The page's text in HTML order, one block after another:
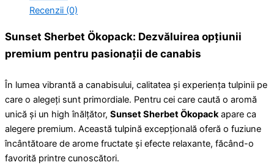
Recenzii (0)
Sunset Sherbet Ökopack: Dezvăluirea opțiunii
premium pentru pasionații de canabis
În lumea vibrantă a canabisului, calitatea și experiența tulpinii pe
care o alegeți sunt primordiale. Pentru cei care caută o aromă
unică și un high înălțător, Sunset Sherbet Ökopackapare ca
alegere premium. Această tulpină excepțională oferă o fuziune
încântătoare de arome fructate și efecte relaxante, făcând-o
favorită printre cunoscători.